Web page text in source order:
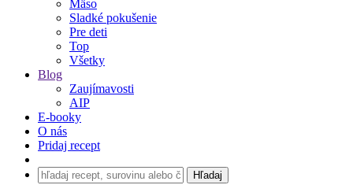
Mäso
Sladké pokušenie
Pre deti
Top
Všetky
Blog
Zaujímavosti
AIP
E-booky
O nás
Pridaj recept